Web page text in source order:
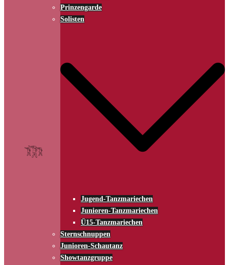
Prinzengarde
Solisten
Jugend-Tanzmariechen
Junioren-Tanzmariechen
Ü15-Tanzmariechen
Sternschnuppen
Junioren-Schautanz
Showtanzgruppe